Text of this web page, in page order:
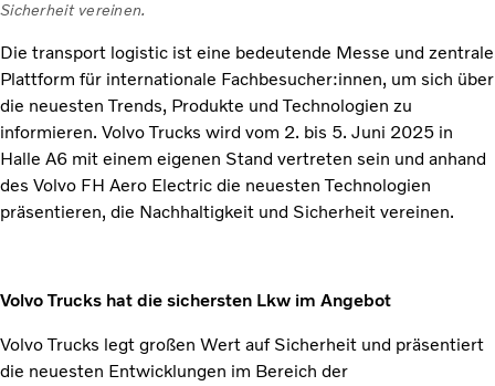
Sicherheit vereinen.
Die transport logistic ist eine bedeutende Messe und zentrale
Plattform für internationale Fachbesucher:innen, um sich über
die neuesten Trends, Produkte und Technologien zu
informieren. Volvo Trucks wird vom 2. bis 5. Juni 2025 in
Halle A6 mit einem eigenen Stand vertreten sein und anhand
des Volvo FH Aero Electric die neuesten Technologien
präsentieren, die Nachhaltigkeit und Sicherheit vereinen.
Volvo Trucks hat die sichersten Lkw im Angebot
Volvo Trucks legt großen Wert auf Sicherheit und präsentiert
die neuesten Entwicklungen im Bereich der